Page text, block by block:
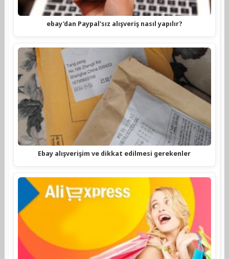
ebay'dan Paypal'sız alışveriş nasıl yapılır?
Ebay alışverişim ve dikkat edilmesi gerekenler